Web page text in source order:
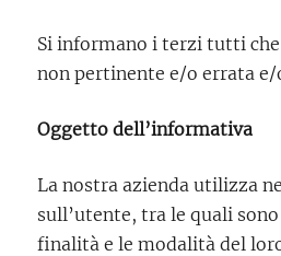
Si informano i terzi tutti
non pertinente e/o errata
Oggetto dell’informativa
La nostra azienda utilizza
sull’utente, tra le quali
finalità e le modalità del